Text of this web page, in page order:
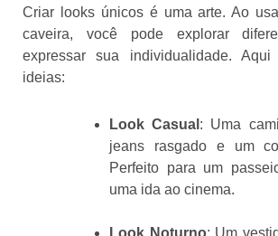
Criar looks únicos é uma arte. Ao
caveira, você pode explorar
expressar sua individualidade.
ideias:
Look Casual : Uma
jeans rasgado e um
Perfeito para um
uma ida ao cinema.
Look Noturno: Um